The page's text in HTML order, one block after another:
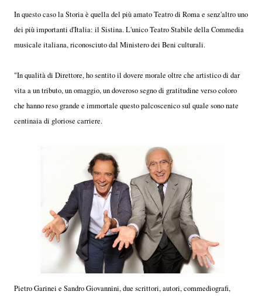
In questo caso la Storia è quella del più amato Teatro di Roma e senz'altro uno
dei più importanti d'Italia: il Sistina. L'unico Teatro Stabile della Commedia
musicale italiana, riconosciuto dal Ministero dei Beni culturali.
"In qualità di Direttore, ho sentito il dovere morale oltre che artistico di dar
vita a un tributo, un omaggio, un doveroso segno di gratitudine verso coloro
che hanno reso grande e immortale questo palcoscenico sul quale sono nate
centinaia di gloriose carriere.
Pietro Garinei e Sandro Giovannini, due scrittori, autori, commediografi,